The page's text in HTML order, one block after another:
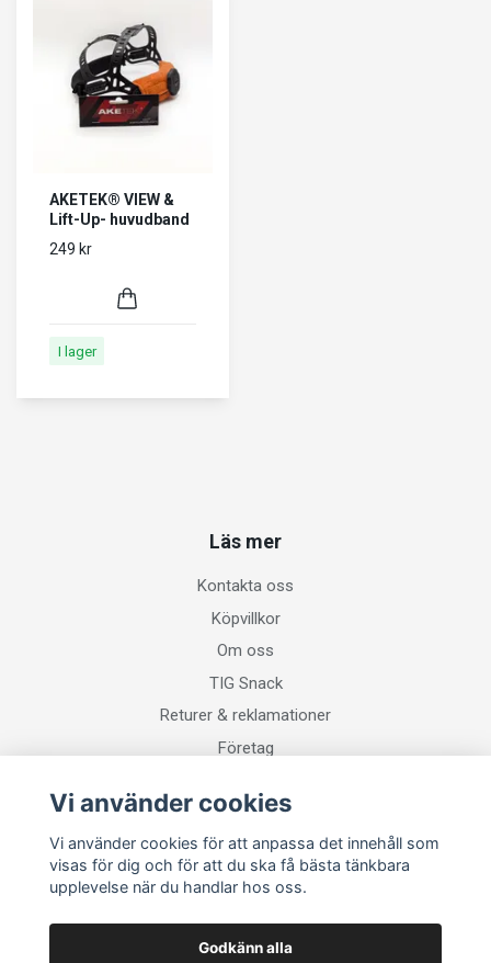
AKETEK® VIEW &
Lift-Up- huvudband
249 kr
I lager
Läs mer
Kontakta oss
Köpvillkor
Om oss
TIG Snack
Returer & reklamationer
Företag
Sociala medier
Vi använder cookies
Vi använder cookies för att anpassa det innehåll som
visas för dig och för att du ska få bästa tänkbara
upplevelse när du handlar hos oss.
Godkänn alla